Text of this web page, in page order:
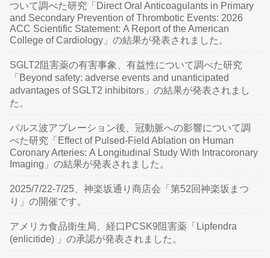
ついて調べた研究「Direct Oral Anticoagulants in Primary
and Secondary Prevention of Thrombotic Events: 2026
ACC Scientific Statement: A Report of the American
College of Cardiology」の結果が発表されました。
SGLT2阻害薬の有害事象、有益性について調べた研究
「Beyond safety: adverse events and unanticipated
advantages of SGLT2 inhibitors」の結果が発表されまし
た。
パルス波アブレーション後、冠動脈への影響について調
べた研究「Effect of Pulsed-Field Ablation on Human
Coronary Arteries: A Longitudinal Study With Intracoronary
Imaging」の結果が発表されました。
2025/7/22-7/25、神楽坂通り商店会「第52回神楽坂まつ
り」の開催です。
アメリカ食品衛生局、経口PCSK9阻害薬「Lipfendra
(enlicitide) 」の承認が発表されました。